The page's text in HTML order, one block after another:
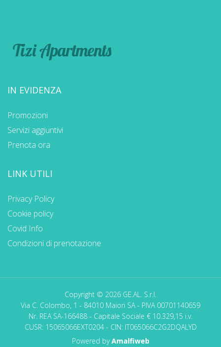
IN EVIDENZA
Promozioni
Servizi aggiuntivi
Prenota ora
LINK UTILI
Privacy Policy
Cookie policy
Covid Info
Condizioni di prenotazione
Copyright © 2026 GE.AL. S.r.l.
Via C. Colombo, 1 - 84010 Maiori SA - PIVA 00701140659
Nr. REA SA-166488 - Capitale Sociale € 10.329,15 i.v.
CUSR: 15065066EXT0204 - CIN: IT065066C2G2DQALYD
Powered byAmalfiweb